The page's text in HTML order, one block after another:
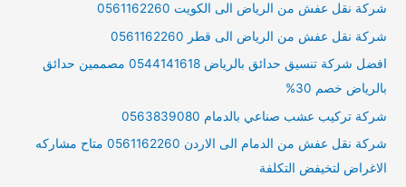
شركة نقل عفش من الرياض الى الكويت 0561162260
شركة نقل عفش من الرياض الى قطر 0561162260
افضل شركة تنسيق حدائق بالرياض 0544141618 مصممين حدائق
بالرياض خصم 30%
شركة تركيب عشب صناعي بالدمام 0563839080
شركة نقل عفش من الدمام الى الاردن 0561162260 متاح مشاركه
الاغراض لتخيفض التكلفة